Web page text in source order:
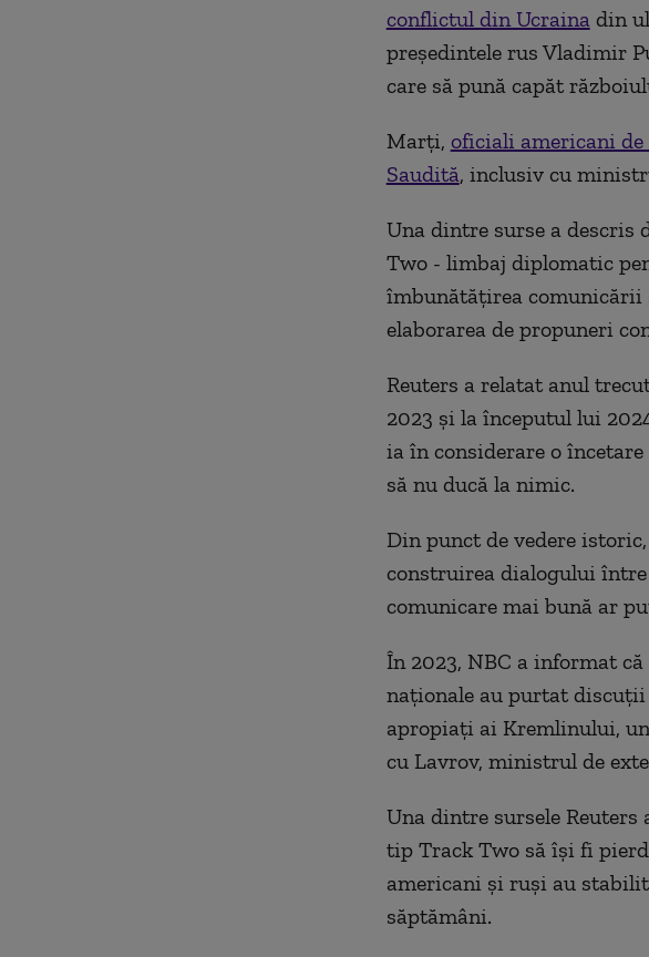
conflictul din Ucrainadin
preşedintele rus Vladimir
care să pună capăt
Marţi, oficiali americani
Saudită, inclusiv cu
Una dintre surse a
Two - limbaj diplomatic
îmbunătăţirea comunicării
elaborarea de propuneri
Reuters a relatat anul
2023 şi la începutul lui
ia în considerare o
să nu ducă la nimic.
Din punct de vedere
construirea dialogului
comunicare mai bună ar
În 2023, NBC a informat
naţionale au purtat discuţii
apropiaţi ai Kremlinului,
cu Lavrov, ministrul de
Una dintre sursele
tip Track Two să îşi fi
americani şi ruşi au
săptămâni.